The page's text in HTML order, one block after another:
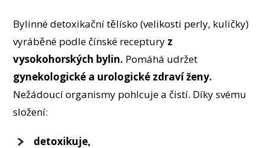
Bylinné detoxikační tělísko (velikosti perly, kuličky)
vyráběné podle čínské receptury z
vysokohorských bylin. Pomáhá udržet
gynekologické a urologické zdraví ženy.
Nežádoucí organismy pohlcuje a čistí. Díky svému
složení:
detoxikuje,